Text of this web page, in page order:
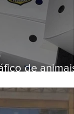
de animais